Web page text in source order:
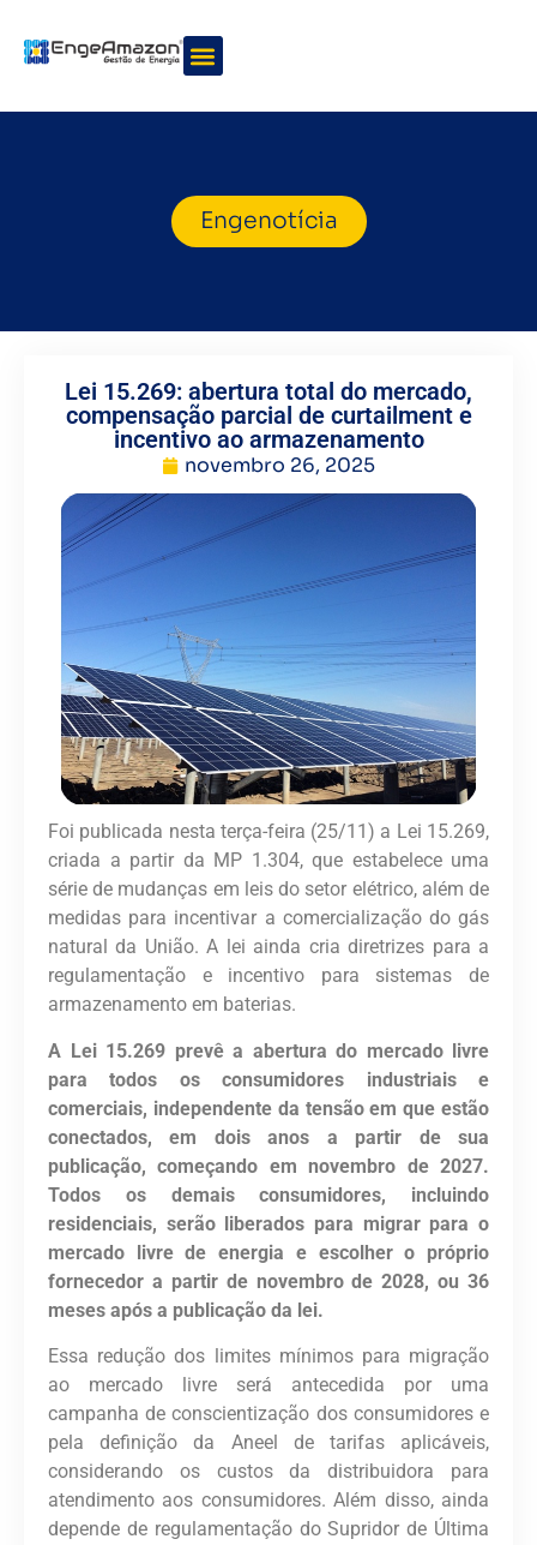
Engenotícia
Lei 15.269: abertura total do mercado,
compensação parcial de curtailment e
incentivo ao armazenamento
novembro 26, 2025
Foi publicada nesta terça-feira (25/11) a Lei 15.269,
criada a partir da MP 1.304, que estabelece uma
série de mudanças em leis do setor elétrico, além de
medidas para incentivar a comercialização do gás
natural da União. A lei ainda cria diretrizes para a
regulamentação e incentivo para sistemas de
armazenamento em baterias.
A Lei 15.269 prevê a abertura do mercado livre
para todos os consumidores industriais e
comerciais, independente da tensão em que estão
conectados, em dois anos a partir de sua
publicação, começando em novembro de 2027.
Todos os demais consumidores, incluindo
residenciais, serão liberados para migrar para o
mercado livre de energia e escolher o próprio
fornecedor a partir de novembro de 2028, ou 36
meses após a publicação da lei.
Essa redução dos limites mínimos para migração
ao mercado livre será antecedida por uma
campanha de conscientização dos consumidores e
pela definição da Aneel de tarifas aplicáveis,
considerando os custos da distribuidora para
atendimento aos consumidores. Além disso, ainda
depende de regulamentação do Supridor de Última